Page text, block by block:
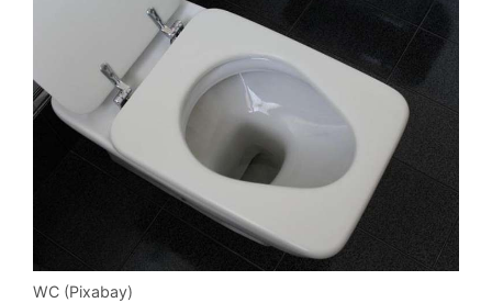
WC (Pixabay)